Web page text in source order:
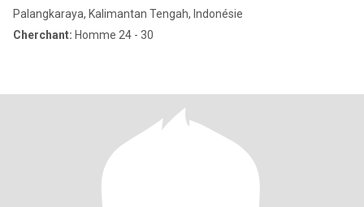
Palangkaraya, Kalimantan Tengah, Indonésie
Cherchant: Homme 24 - 30